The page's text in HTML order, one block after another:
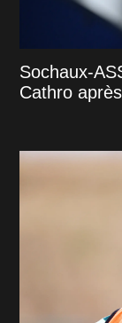
Sochaux-
Cathro